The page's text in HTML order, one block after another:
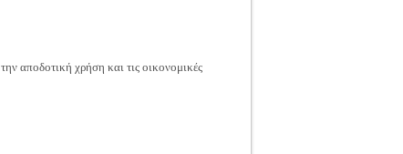
αποδοτική χρήση και τις οικονομικές